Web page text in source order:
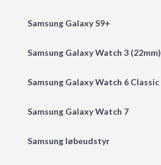
Samsung Galaxy S9+
Samsung Galaxy Watch 3 (22mm)
Samsung Galaxy Watch 6 Classic
Samsung Galaxy Watch 7
Samsung løbeudstyr